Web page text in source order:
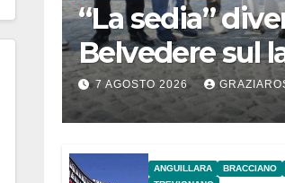
“La sedia”
Belvedere sul
Bracciano: ieri
l’inaugurazione
7 AGOSTO 2026
ANGUILLARA BRACCIANO